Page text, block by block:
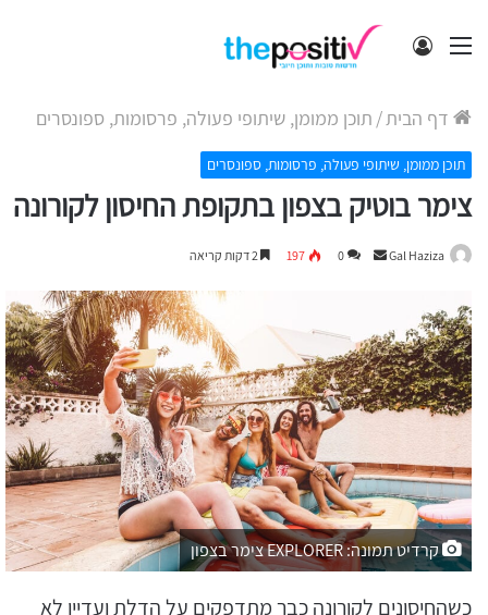
תפריט התחבר
דף הבית/ תוכן ממומן, שיתופי פעולה, פרסומות, ספונסרים
תוכן ממומן, שיתופי פעולה, פרסומות, ספונסרים
צימר בוטיק בצפון בתקופת החיסון לקורונה
Gal Haziza
Send
0
197
קרדיט תמונה: EXPLORER צימר בצפון
כשהחיסונים לקורונה כבר מתדפקים על הדלת ועדיין לא